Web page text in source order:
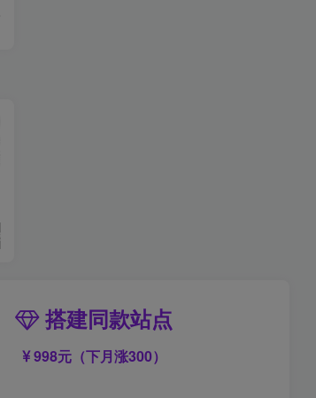
搭建同款站点
998元（下月涨300）